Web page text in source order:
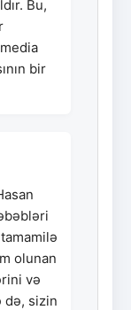
Bu,
bir
olunan
və
də, sizin